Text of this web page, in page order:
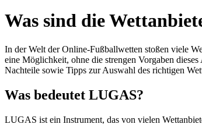
Was sind die
In der Welt der Online-Fußballwetten stoßen viele
eine Möglichkeit, ohne die strengen Vorgaben
Nachteile sowie Tipps zur Auswahl des richtigen
Was bedeutet LUGAS?
LUGAS ist ein Instrument, das von vielen